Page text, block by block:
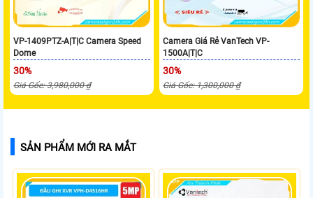
VP-1409PTZ-A|T|C Camera Speed
Dome
30%
Giá Gốc: 3,980,000 ₫
Camera Giá Rẻ VanTech VP-
1500A|T|C
30%
Giá Gốc: 1,300,000 ₫
SẢN PHẨM MỚI RA MẮT